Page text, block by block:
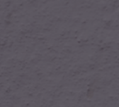
de la memòria,